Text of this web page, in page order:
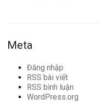
Meta
Đăng nhập
RSS bài viết
RSS bình luận
WordPress.org